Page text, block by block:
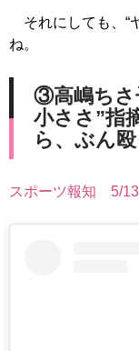
それにしても、“
ね。
③高嶋ちさ
小ささ”指
ら、ぶん殴
スポーツ報知 5/